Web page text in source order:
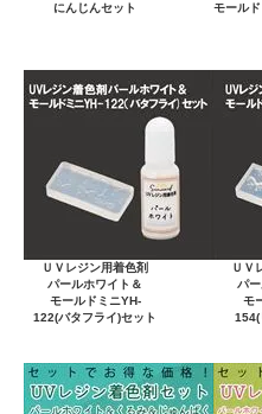
にんじんセット
モール
ＵＶレジン用着色剤
パールホワイト＆
モールドミニYH-
122(バタフライ)セット
ＵＶ
パ
モ
154(